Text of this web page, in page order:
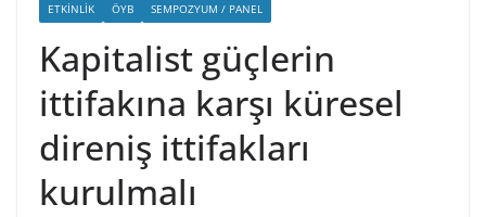
ETKINLIK ÖYB SEMPOZYUM / PANEL
Kapitalist güçlerin
ittifakına karşı küresel
direniş ittifakları
kurulmalı